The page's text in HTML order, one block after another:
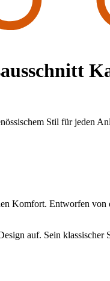
Stil für jeden
Komfort. Entworfen
auf. Sein